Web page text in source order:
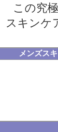
この究
スキンケ
メンズス